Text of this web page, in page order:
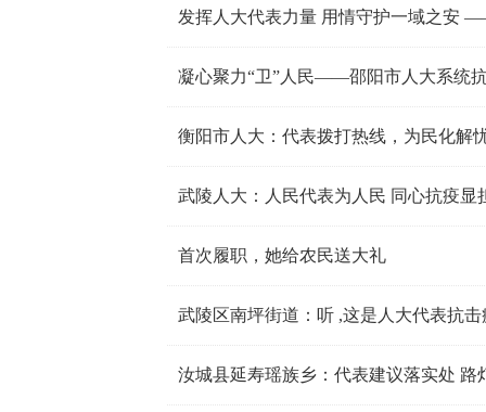
凝心聚力“卫”人民——邵阳市人大系统
衡阳市人大：代表拨打热线，为民化解
武陵人大：人民代表为人民 同心抗疫显
首次履职，她给农民送大礼
武陵区南坪街道：听 ,这是人大代表抗
汝城县延寿瑶族乡：代表建议落实处 路